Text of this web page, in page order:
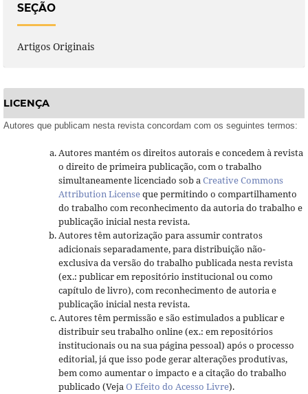
SEÇÃO
Artigos Originais
LICENÇA
Autores que publicam nesta revista concordam com os seguintes termos:
Autores mantém os direitos autorais e concedem à revista
o direito de primeira publicação, com o trabalho
simultaneamente licenciado sob aCreative Commons
Attribution Licenseque permitindo o compartilhamento
do trabalho com reconhecimento da autoria do trabalho e
publicação inicial nesta revista.
Autores têm autorização para assumir contratos
adicionais separadamente, para distribuição não-
exclusiva da versão do trabalho publicada nesta revista
(ex.: publicar em repositório institucional ou como
capítulo de livro), com reconhecimento de autoria e
publicação inicial nesta revista.
Autores têm permissão e são estimulados a publicar e
distribuir seu trabalho online (ex.: em repositórios
institucionais ou na sua página pessoal) após o processo
editorial, já que isso pode gerar alterações produtivas,
bem como aumentar o impacto e a citação do trabalho
publicado (VejaO Efeito do Acesso Livre).